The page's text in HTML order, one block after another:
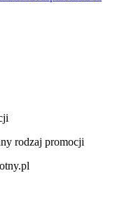
rodzaj promocji